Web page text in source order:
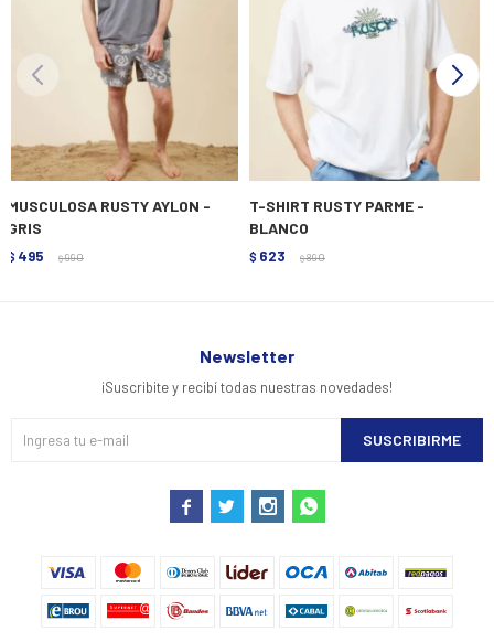
MUSCULOSA RUSTY AYLON -
GRIS
$ 495 $ 990
T-SHIRT RUSTY PARME -
BLANCO
$ 623 $ 890
Newsletter
¡Suscribite y recibí todas nuestras novedades!
SUSCRIBIRME
   